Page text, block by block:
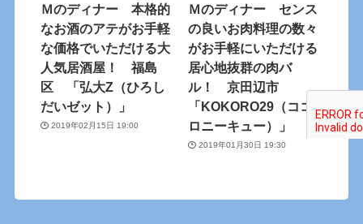
Ｍのディナー 本格的
なお酒のアテがお手軽
な価格でいただける大
人気居酒屋！ 福島
区 「弘大Z（ひろし
だいゼット）」
2019年02月15日 19:00
Ｍのディナー センス
の良いお肉料理の数々
がお手軽にいただける
居心地抜群の肉バ
ル！ 京田辺市
「KOKORO29（ココ
ロニーキュー）」
2019年01月30日 19:30